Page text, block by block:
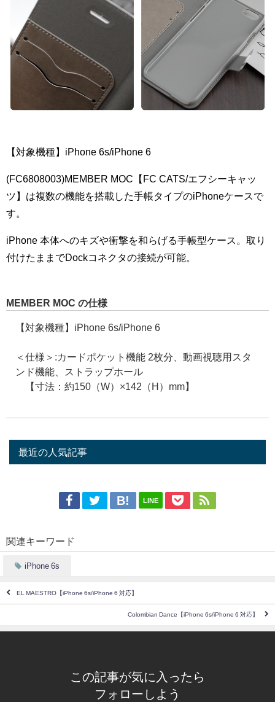
【対象機種】iPhone 6s/iPhone 6
(FC6808003)MEMBER MOC【FC CATS/エフシーキャッ
ツ】は複数の機能を搭載した手帳タイプのiPhoneケースで
す。
iPhone 本体へのキズや衝撃を和らげる手帳型ケース。取り
付けたままでDockコネクタの接続が可能。
MEMBER MOC の仕様
【対象機種】iPhone 6s/iPhone 6
＜仕様＞:カードポケット機能 2枚分、動画視聴用スタ
ンド機能、ストラップホール
【寸法：約150（W）×142（H）mm】
最近の人気記事
LINE
関連キーワード
iPhone 6s
EL MAESTRO【iPhone 6s/iPhone 6 対応】
Colombian Dance【iPhone 6s/iPhone 6 対応】
この記事が気に入ったら
フォローしよう